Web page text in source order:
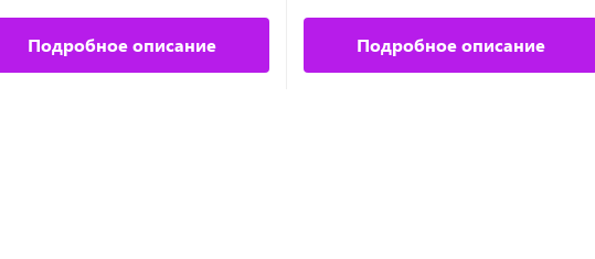
Подробное описание Подробное описание